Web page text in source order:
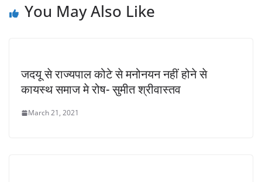
You May Also Like
जदयू से राज्यपाल कोटे से मनोनयन नहीं होने से
कायस्थ समाज मे रोष- सुमीत श्रीवास्तव
March 21, 2021